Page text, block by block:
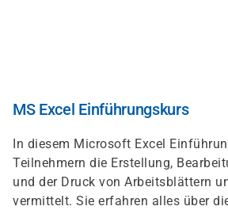
MS Excel Einführungskurs
In diesem Microsoft Excel
Teilnehmern die Erstellung,
und der Druck von Arbeitsblättern
vermittelt. Sie erfahren alles über